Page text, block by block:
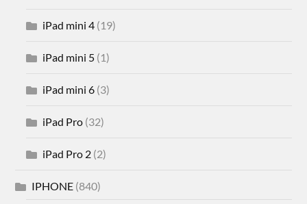
iPad mini 4 (19)
iPad mini 5 (1)
iPad mini 6 (3)
iPad Pro (32)
iPad Pro 2 (2)
IPHONE (840)